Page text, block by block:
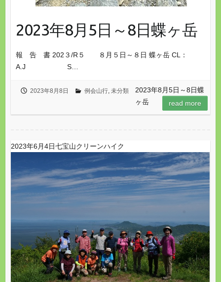
2023年8月5日～8日蝶ヶ岳
報 告 書 202３/R５ ８月５日～８日 蝶ヶ岳 CL：
A.J S…
2023年8月8日 例会山行, 未分類
2023年8月5日～8日蝶
ヶ岳
read more
2023年6月4日七宝山クリーンハイク